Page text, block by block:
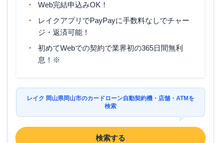
Web完結申込みOK！
レイクアプリでPayPayに手数料なしでチャー
ジ・返済可能！
初めてWebでの契約で業界初の365日間無利
息！※
レイク 岡山県岡山市のカードローン自動契約機・店舗・ATMを
検索
検索する